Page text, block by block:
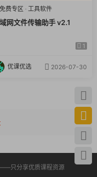
免费专区 · 工具软件
网文件传输助手 v2.1
1
优课优选 2026-07-30
只分享优质课程资源